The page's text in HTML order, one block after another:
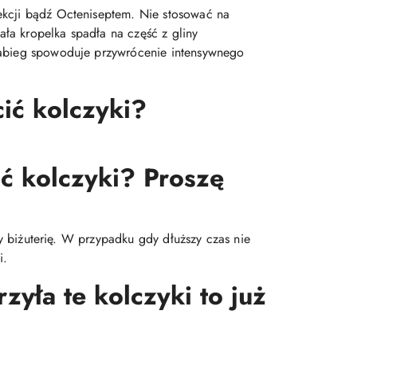
bądź Octeniseptem. Nie stosować na
kropelka spadła na część z gliny
spowoduje przywrócenie intensywnego
kolczyki?
kolczyki? Proszę
W przypadku gdy dłuższy czas nie
te kolczyki to już